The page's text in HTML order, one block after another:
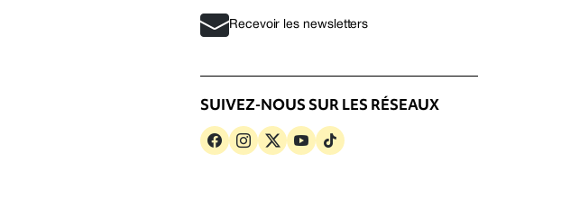
Recevoir les newsletters
SUIVEZ-NOUS SUR LES RÉSEAUX